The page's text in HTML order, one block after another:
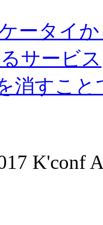
ータイ
サービス
消すこ
K'conf